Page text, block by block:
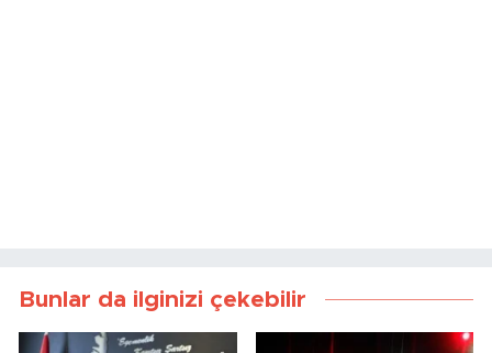
Bunlar da ilginizi çekebilir